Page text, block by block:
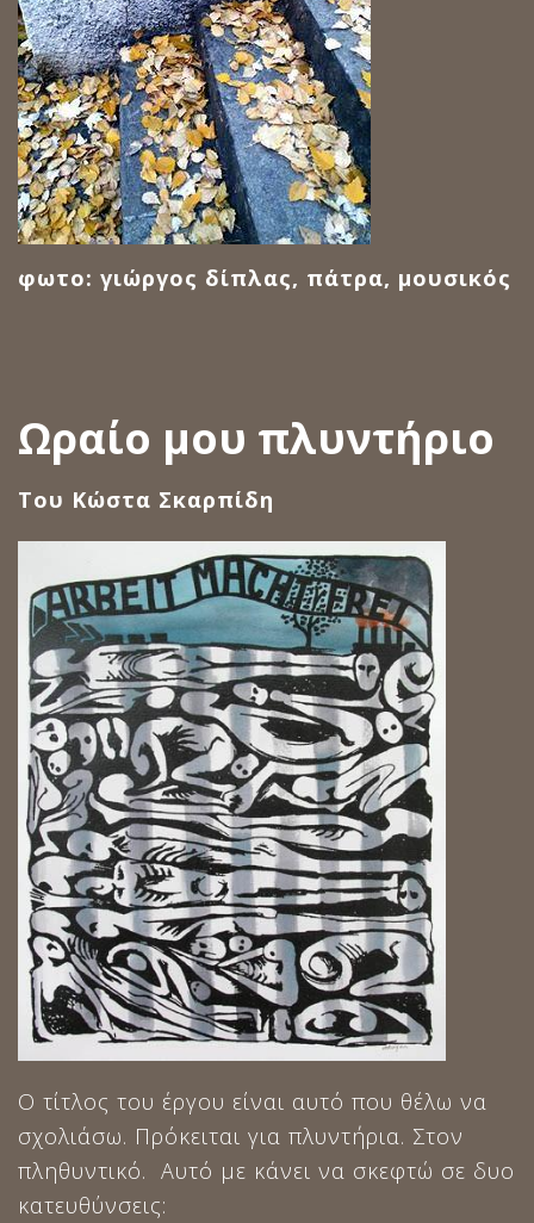
φωτο: γιώργος δίπλας, πάτρα, μουσικός
Ωραίο μου πλυντήριο
Του Κώστα Σκαρπίδη
Ο τίτλος του έργου είναι αυτό που θέλω να
σχολιάσω. Πρόκειται για πλυντήρια. Στον
πληθυντικό. Αυτό με κάνει να σκεφτώ σε δυο
κατευθύνσεις: